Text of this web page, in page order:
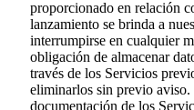
proporcionado en relación
lanzamiento se brinda a
interrumpirse en cualquier
obligación de almacenar
través de los Servicios
eliminarlos sin previo
documentación de los